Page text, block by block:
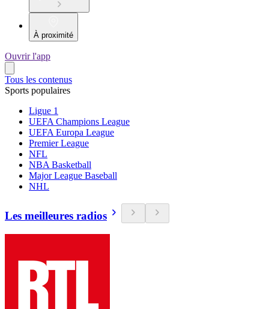
À proximité
Ouvrir l'app
Tous les contenus
Sports populaires
Ligue 1
UEFA Champions League
UEFA Europa League
Premier League
NFL
NBA Basketball
Major League Baseball
NHL
Les meilleures radios